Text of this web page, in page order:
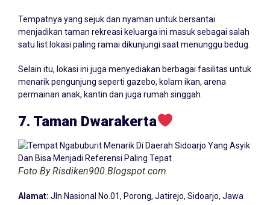
Tempatnya yang sejuk dan nyaman untuk bersantai
menjadikan taman rekreasi keluarga ini masuk sebagai salah
satu list lokasi paling ramai dikunjungi saat menunggu bedug.
Selain itu, lokasi ini juga menyediakan berbagai fasilitas untuk
menarik pengunjung seperti gazebo, kolam ikan, arena
permainan anak, kantin dan juga rumah singgah.
7. Taman Dwarakerta
Foto By Risdiken900.Blogspot.com
Alamat: Jln.Nasional No.01, Porong, Jatirejo, Sidoarjo, Jawa